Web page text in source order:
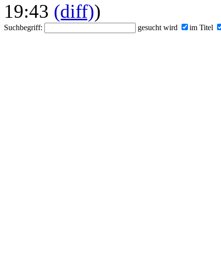
19:43 (diff))
Suchbegriff: gesucht wird im Titel